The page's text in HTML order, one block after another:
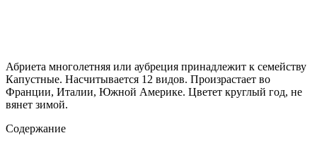
Абриета многолетняя или аубреция принадлежит к семейству
Капустные. Насчитывается 12 видов. Произрастает во
Франции, Италии, Южной Америке. Цветет круглый год, не
вянет зимой.
Содержание